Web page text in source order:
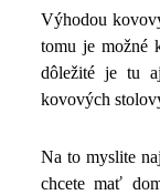
Výhodou
tomu je možné
dôležité je tu
kovových
Na to myslite
chcete mať